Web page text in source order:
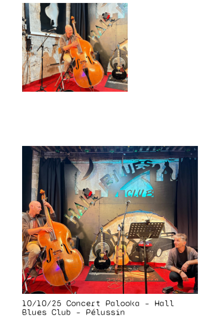
10/10/25 Concert Palooka – Hall
Blues Club – Pélussin